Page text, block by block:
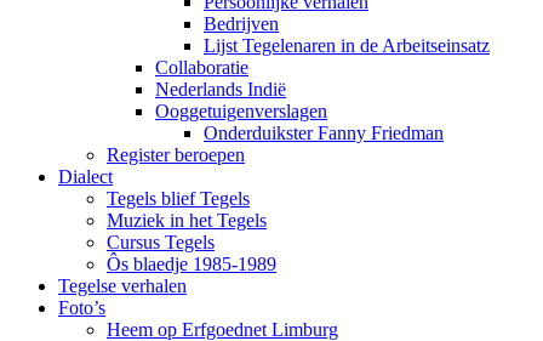
Bedrijven
Lijst Tegelenaren in de Arbeitseinsatz
Collaboratie
Nederlands Indië
Ooggetuigenverslagen
Onderduikster Fanny Friedman
Register beroepen
Dialect
Tegels blief Tegels
Muziek in het Tegels
Cursus Tegels
Ôs blaedje 1985-1989
Tegelse verhalen
Foto’s
Heem op Erfgoednet Limburg